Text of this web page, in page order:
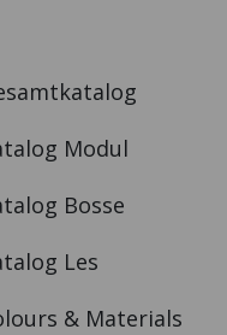
Modul
Bosse
Les
& Materials